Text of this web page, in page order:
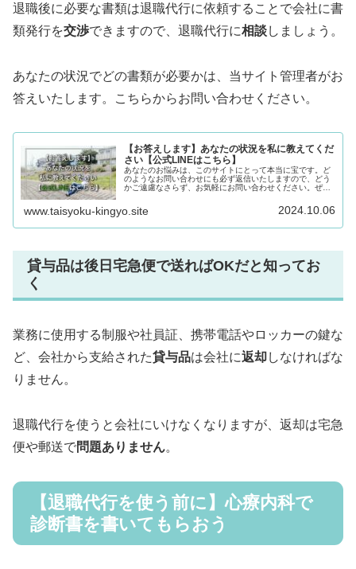
退職後に必要な書類は退職代行に依頼することで会社に書
類発行を交渉できますので、退職代行に相談しましょう。
あなたの状況でどの書類が必要かは、当サイト管理者がお
答えいたします。こちらからお問い合わせください。
【お答えします】あなたの状況を私に教えてくだ
さい【公式LINEはこちら】
あなたのお悩みは、このサイトにとって本当に宝です。ど
のようなお問い合わせにも必ず返信いたしますので、どう
かご遠慮なさらず、お気軽にお問い合わせください。ぜひ
www.taisyoku-kingyo.site 2024.10.06
貸与品は後日宅急便で送ればOKだと知ってお
く
業務に使用する制服や社員証、携帯電話やロッカーの鍵な
ど、会社から支給された貸与品は会社に返却しなければな
りません。
退職代行を使うと会社にいけなくなりますが、返却は宅急
便や郵送で問題ありません。
【退職代行を使う前に】心療内科で
診断書を書いてもらおう